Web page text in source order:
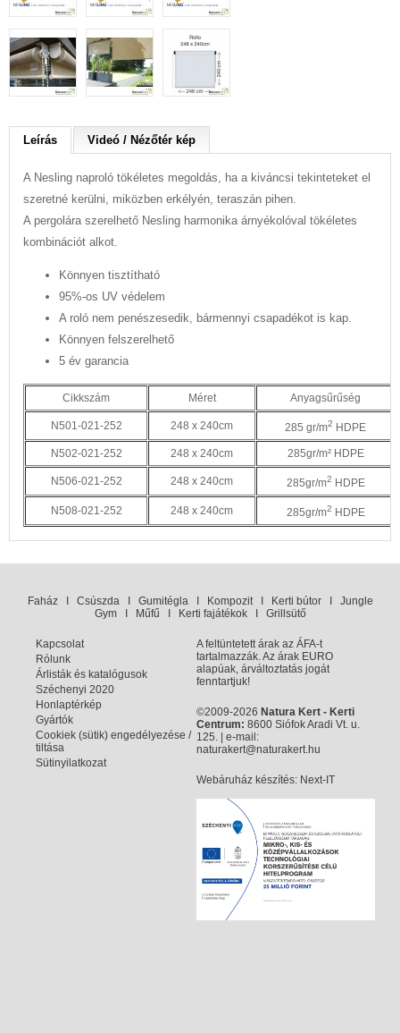
Leírás Videó / Nézőtér kép
A Nesling naproló tökéletes megoldás, ha a kiváncsi tekinteteket el
szeretné kerülni, miközben erkélyén, teraszán pihen.
A pergolára szerelhető Nesling harmonika árnyékolóval tökéletes
kombinációt alkot.
​Könnyen tisztítható
95%-os UV védelem
A roló nem penészesedik, bármennyi csapadékot is kap.
Könnyen felszerelhető
5 év garancia
Cikkszám Méret Anyagsűrűség
N501-021-252 248 x 240cm 285 gr/m2 HDPE
N502-021-252 248 x 240cm 285gr/m² HDPE
N506-021-252 248 x 240cm 285gr/m2 HDPE
N508-021-252 248 x 240cm 285gr/m2 HDPE
FaházI CsúszdaI GumitéglaI KompozitI Kerti bútorI Jungle
GymI Műfű Kerti fajátékokI Grillsütő
Kapcsolat
Rólunk
Árlisták és katalógusok
Széchenyi 2020
Honlaptérkép
Gyártók
Cookiek (sütik) engedélyezése /
tiltása
Sütinyilatkozat
A feltüntetett árak az ÁFA-t
tartalmazzák. Az árak EURO
alapúak, árváltoztatás jogát
fenntartjuk!
©2009-2026 Natura Kert - Kerti
Centrum: 8600 Siófok Aradi Vt. u.
125. | e-mail:
naturakert@naturakert.hu
Webáruház készítés: Next-IT